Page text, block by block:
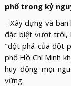
phố trong kỷ
- Xây dựng và
đặc biệt vượt trội,
"đột phá của đột
phố Hồ Chí Minh
huy động mọi
vững.